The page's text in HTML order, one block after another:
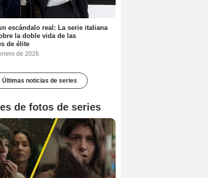
escándalo real: La serie italiana
la doble vida de las
de élite
de 2026
Últimas noticias de series
de fotos de series